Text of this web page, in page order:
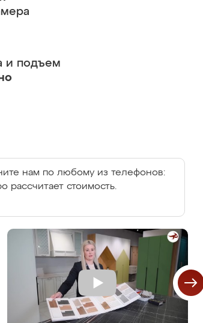
и подъем
нам по любому из телефонов:
рассчитает стоимость.